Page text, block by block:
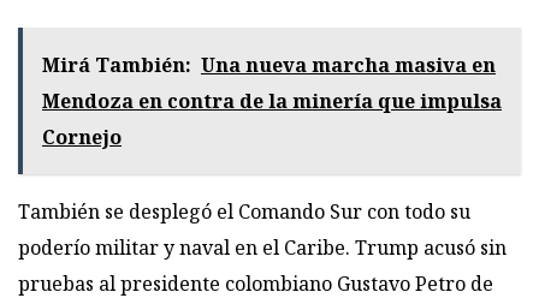
Mirá También: Una nueva marcha masiva en
Mendoza en contra de la minería que impulsa
Cornejo
También se desplegó el Comando Sur con todo su
poderío militar y naval en el Caribe. Trump acusó sin
pruebas al presidente colombiano Gustavo Petro de